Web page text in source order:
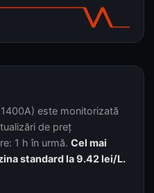
este monitorizată
de preț
1 h în urmă. Cel mai
standard la 9.42 lei/L.